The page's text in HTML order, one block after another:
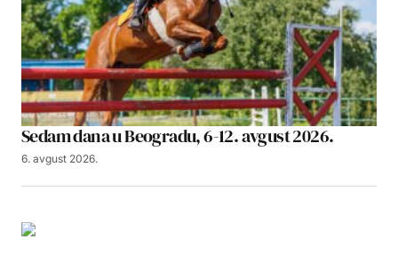
Sedam dana u Beogradu, 6-12. avgust 2026.
6. avgust 2026.